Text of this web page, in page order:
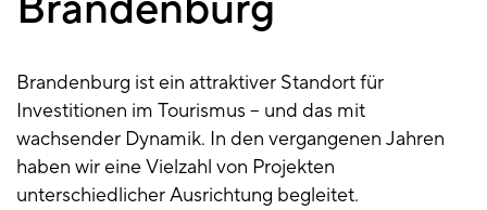
Brandenburg ist ein attraktiver Standort für
Investitionen im Tourismus – und das mit
wachsender Dynamik. In den vergangenen Jahren
haben wir eine Vielzahl von Projekten
unterschiedlicher Ausrichtung begleitet.